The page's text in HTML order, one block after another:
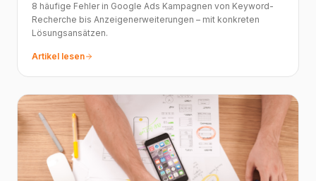
8 häufige Fehler in Google Ads Kampagnen von Keyword-
Recherche bis Anzeigenerweiterungen – mit konkreten
Lösungsansätzen.
Artikel lesen